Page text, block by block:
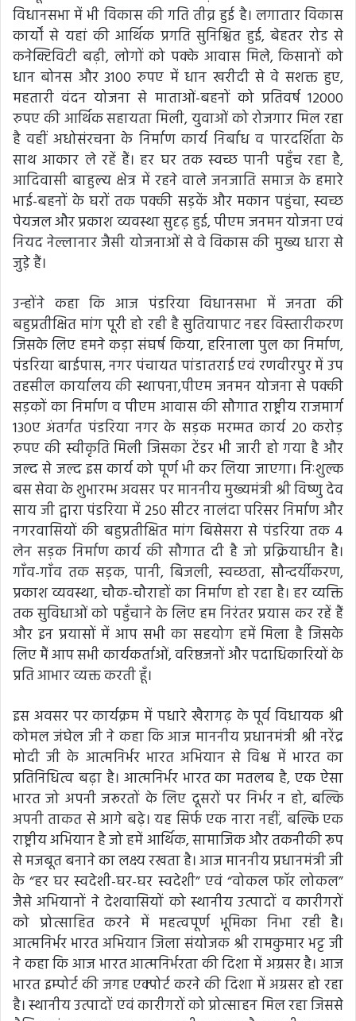
विधानसभा में भी विकास की गति तीव्र हुई है। लगातार विकास
कार्यों से यहां की आर्थिक प्रगति सुनिश्चित हुई, बेहतर रोड से
कनेक्टिविटी बढ़ी, लोगों को पक्के आवास मिले, किसानों को
धान बोनस और 3100 रुपए में धान खरीदी से वे सशक्त हुए,
महतारी वंदन योजना से माताओं-बहनों को प्रतिवर्ष 12000
रुपए की आर्थिक सहायता मिली, युवाओं को रोजगार मिल रहा
है वहीं अधोसंरचना के निर्माण कार्य निर्बाध व पारदर्शिता के
साथ आकार ले रहें हैं। हर घर तक स्वच्छ पानी पहुँच रहा है,
आदिवासी बाहुल्य क्षेत्र में रहने वाले जनजाति समाज के हमारे
भाई-बहनों के घरों तक पक्की सड़कें और मकान पहुंचा, स्वच्छ
पेयजल और प्रकाश व्यवस्था सुदृढ़ हुई, पीएम जनमन योजना एवं
नियद नेल्लानार जैसी योजनाओं से वे विकास की मुख्य धारा से
जुड़े हैं।
उन्होंने कहा कि आज पंडरिया विधानसभा में जनता की
बहुप्रतीक्षित मांग पूरी हो रही है सुतियापाट नहर विस्तारीकरण
जिसके लिए हमने कड़ा संघर्ष किया, हरिनाला पुल का निर्माण,
पंडरिया बाईपास, नगर पंचायत पांडातराई एवं रणवीरपुर में उप
तहसील कार्यालय की स्थापना,पीएम जनमन योजना से पक्की
सड़कों का निर्माण व पीएम आवास की सौगात राष्ट्रीय राजमार्ग
130ए अंतर्गत पंडरिया नगर के सड़क मरम्मत कार्य 20 करोड़
रुपए की स्वीकृति मिली जिसका टेंडर भी जारी हो गया है और
जल्द से जल्द इस कार्य को पूर्ण भी कर लिया जाएगा। निःशुल्क
बस सेवा के शुभारम्भ अवसर पर माननीय मुख्यमंत्री श्री विष्णु देव
साय जी द्वारा पंडरिया में 250 सीटर नालंदा परिसर निर्माण और
नगरवासियों की बहुप्रतीक्षित मांग बिसेसरा से पंडरिया तक 4
लेन सड़क निर्माण कार्य की सौगात दी है जो प्रक्रियाधीन है।
गाँव-गाँव तक सड़क, पानी, बिजली, स्वच्छता, सौन्दर्यीकरण,
प्रकाश व्यवस्था, चौक-चौराहों का निर्माण हो रहा है। हर व्यक्ति
तक सुविधाओं को पहुँचाने के लिए हम निरंतर प्रयास कर रहें हैं
और इन प्रयासों में आप सभी का सहयोग हमें मिला है जिसके
लिए मैं आप सभी कार्यकर्ताओं, वरिष्ठजनों और पदाधिकारियों के
प्रति आभार व्यक्त करती हूँ।
इस अवसर पर कार्यक्रम में पधारे खैरागढ़ के पूर्व विधायक श्री
कोमल जंघेल जी ने कहा कि आज माननीय प्रधानमंत्री श्री नरेंद्र
मोदी जी के आत्मनिर्भर भारत अभियान से विश्व में भारत का
प्रतिनिधित्व बढ़ा है। आत्मनिर्भर भारत का मतलब है, एक ऐसा
भारत जो अपनी जरूरतों के लिए दूसरों पर निर्भर न हो, बल्कि
अपनी ताकत से आगे बढ़े। यह सिर्फ एक नारा नहीं, बल्कि एक
राष्ट्रीय अभियान है जो हमें आर्थिक, सामाजिक और तकनीकी रूप
से मजबूत बनाने का लक्ष्य रखता है। आज माननीय प्रधानमंत्री जी
के “हर घर स्वदेशी-घर-घर स्वदेशी” एवं “वोकल फॉर लोकल”
जैसे अभियानों ने देशवासियों को स्थानीय उत्पादों व कारीगरों
को प्रोत्साहित करने में महत्वपूर्ण भूमिका निभा रही है।
आत्मनिर्भर भारत अभियान जिला संयोजक श्री रामकुमार भट्ट जी
ने कहा कि आज भारत आत्मनिर्भरता की दिशा में अग्रसर है। आज
भारत इम्पोर्ट की जगह एक्पोर्ट करने की दिशा में अग्रसर हो रहा
है। स्थानीय उत्पादों एवं कारीगरों को प्रोत्साहन मिल रहा जिससे